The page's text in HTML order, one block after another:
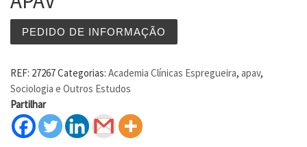
PEDIDO DE INFORMAÇÃO
REF: 27267Categorias: Academia Clínicas Espregueira, apav,
Sociologia e Outros Estudos
Partilhar